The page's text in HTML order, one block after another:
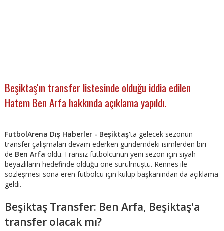
Beşiktaş'ın transfer listesinde olduğu iddia edilen
Hatem Ben Arfa hakkında açıklama yapıldı.
FutbolArena Dış Haberler - Beşiktaş'ta gelecek sezonun
transfer çalışmaları devam ederken gündemdeki isimlerden biri
de Ben Arfa oldu. Fransız futbolcunun yeni sezon için siyah
beyazlıların hedefinde olduğu öne sürülmüştü. Rennes ile
sözleşmesi sona eren futbolcu için kulüp başkanından da açıklama
geldi.
Beşiktaş Transfer: Ben Arfa, Beşiktaş'a
transfer olacak mı?